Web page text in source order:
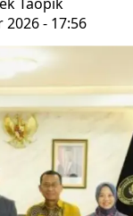
2026 - 17:56